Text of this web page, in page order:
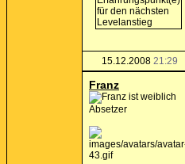
15.12.2008 21:29
Franz
Absetzer